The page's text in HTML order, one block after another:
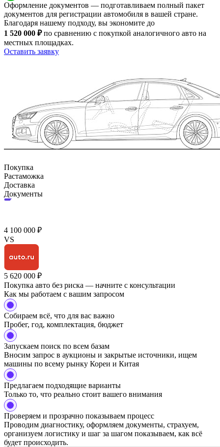
Оформление документов — подготавливаем полный пакет
документов для регистрации автомобиля в вашей стране.
Благодаря нашему подходу, вы экономите до
1 520 000 ₽по сравнению с покупкой аналогичного авто на
местных площадках.
Оставить заявку
Покупка
Растаможка
Доставка
Документы
4 100 000 ₽
VS
5 620 000 ₽
Покупка авто без риска — начните с консультации
Как мы работаем с вашим запросом
Собираем всё, что для вас важно
Пробег, год, комплектация, бюджет
Запускаем поиск по всем базам
Вносим запрос в аукционы и закрытые источники, ищем
машины по всему рынку Кореи и Китая
Предлагаем подходящие варианты
Только то, что реально стоит вашего внимания
Проверяем и прозрачно показываем процесс
Проводим диагностику, оформляем документы, страхуем,
организуем логистику и шаг за шагом показываем, как всё
будет происходить.